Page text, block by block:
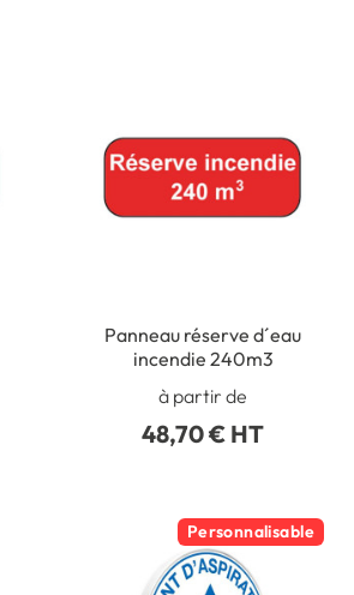
Panneau réserve d´eau
incendie 240m3
à partir de
48,70 € HT
Personnalisable